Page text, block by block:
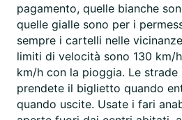
pagamento, quelle bianche
quelle gialle sono per i
sempre i cartelli nelle
limiti di velocità sono 130 km/
km/h con la pioggia. Le
prendete il biglietto quando
quando uscite. Usate i fari